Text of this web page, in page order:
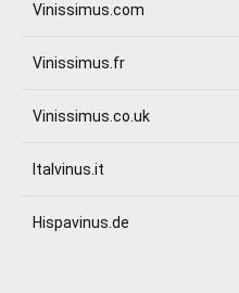
Vinissimus.com
Vinissimus.fr
Vinissimus.co.uk
Italvinus.it
Hispavinus.de